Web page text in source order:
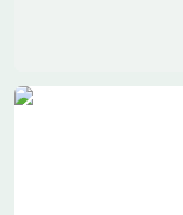
Résultats de